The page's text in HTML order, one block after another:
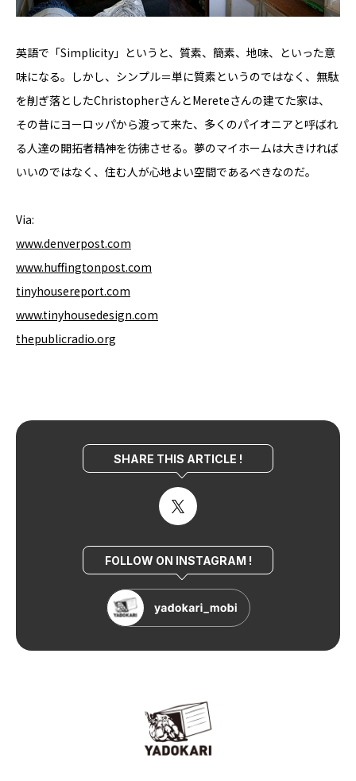
英語で「Simplicity」というと、質素、簡素、地味、といった意
味になる。しかし、シンプル＝単に質素というのではなく、無駄
を削ぎ落としたChristopherさんとMereteさんの建てた家は、
その昔にヨーロッパから渡って来た、多くのパイオニアと呼ばれ
る人達の開拓者精神を彷彿させる。夢のマイホームは大きければ
いいのではなく、住む人が心地よい空間であるべきなのだ。
Via:
www.denverpost.com
www.huffingtonpost.com
tinyhousereport.com
www.tinyhousedesign.com
thepublicradio.org
SHARE THIS ARTICLE !
FOLLOW ON INSTAGRAM !